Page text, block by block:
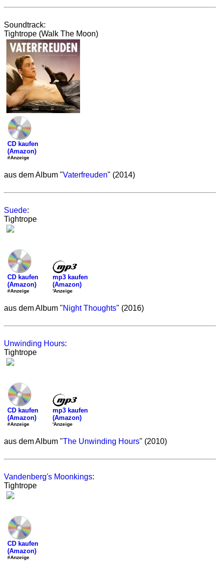
Soundtrack:
Tightrope (Walk The Moon)
CD kaufen
(Amazon)
#Anzeige
aus dem Album "Vaterfreuden" (2014)
Suede:
Tightrope
CD kaufen
(Amazon)
#Anzeige
mp3 kaufen
(Amazon)
'Anzeige
aus dem Album "Night Thoughts" (2016)
Unwinding Hours:
Tightrope
CD kaufen
(Amazon)
#Anzeige
mp3 kaufen
(Amazon)
'Anzeige
aus dem Album "The Unwinding Hours" (2010)
Vandenberg's Moonkings:
Tightrope
CD kaufen
(Amazon)
#Anzeige